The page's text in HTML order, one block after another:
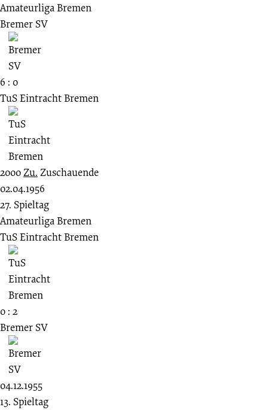
Amateurliga Bremen
Bremer SV
6 : 0
TuS Eintracht Bremen
2000Zu. Zuschauende
02.04.1956
27. Spieltag
Amateurliga Bremen
TuS Eintracht Bremen
0 : 2
Bremer SV
04.12.1955
13. Spieltag